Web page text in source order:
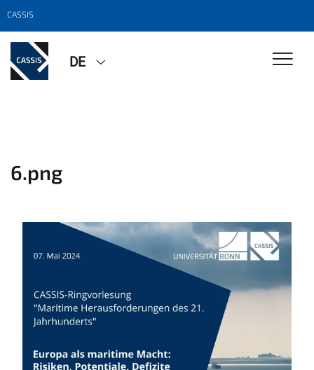
CASSIS
DE
6.png